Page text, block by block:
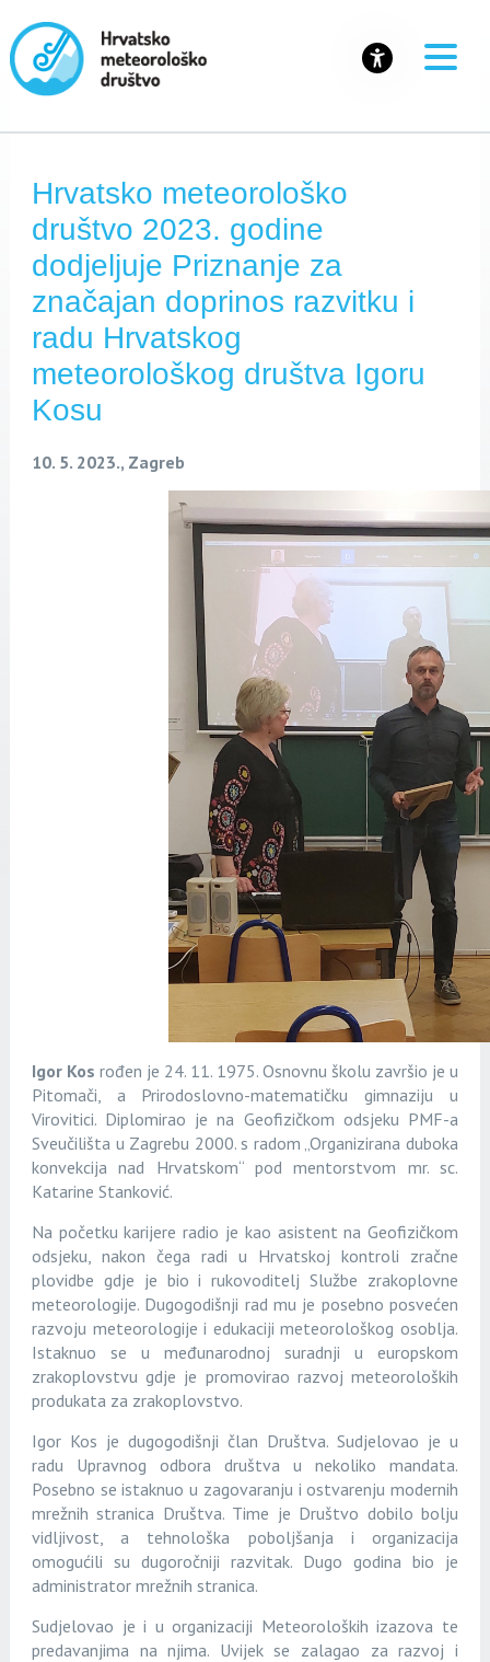
Hrvatsko meteorološko
društvo 2023. godine
dodjeljuje Priznanje za
značajan doprinos razvitku i
radu Hrvatskog
meteorološkog društva Igoru
Kosu
10. 5. 2023., Zagreb
Igor Kos rođen je 24. 11. 1975. Osnovnu školu završio je u
Pitomači, a Prirodoslovno-matematičku gimnaziju u
Virovitici. Diplomirao je na Geofizičkom odsjeku PMF-a
Sveučilišta u Zagrebu 2000. s radom „Organizirana duboka
konvekcija nad Hrvatskom“ pod mentorstvom mr. sc.
Katarine Stanković.
Na početku karijere radio je kao asistent na Geofizičkom
odsjeku, nakon čega radi u Hrvatskoj kontroli zračne
plovidbe gdje je bio i rukovoditelj Službe zrakoplovne
meteorologije. Dugogodišnji rad mu je posebno posvećen
razvoju meteorologije i edukaciji meteorološkog osoblja.
Istaknuo se u međunarodnoj suradnji u europskom
zrakoplovstvu gdje je promovirao razvoj meteoroloških
produkata za zrakoplovstvo.
Igor Kos je dugogodišnji član Društva. Sudjelovao je u
radu Upravnog odbora društva u nekoliko mandata.
Posebno se istaknuo u zagovaranju i ostvarenju modernih
mrežnih stranica Društva. Time je Društvo dobilo bolju
vidljivost, a tehnološka poboljšanja i organizacija
omogućili su dugoročniji razvitak. Dugo godina bio je
administrator mrežnih stranica.
Sudjelovao je i u organizaciji Meteoroloških izazova te
predavanjima na njima. Uvijek se zalagao za razvoj i